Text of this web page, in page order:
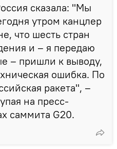
сказала: "Мы
утром канцлер
что шесть стран
и – я передаю
– пришли к выводу,
ошибка. По
ракета", –
на пресс-
саммита G20.